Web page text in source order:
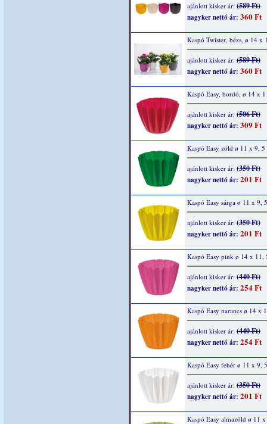
ajánlott kisker ár: (589 Ft)
nagyker nettó ár: 360 Ft
Kaspó Twister, bézs, ø 14 x
ajánlott kisker ár: (589 Ft)
nagyker nettó ár: 360 Ft
Kaspó Easy, bordó, ø 14 x
ajánlott kisker ár: (506 Ft)
nagyker nettó ár: 309 Ft
Kaspó Easy zöld ø 11 x 9, 5
ajánlott kisker ár: (350 Ft)
nagyker nettó ár: 201 Ft
Kaspó Easy sárga ø 11 x 9,
ajánlott kisker ár: (350 Ft)
nagyker nettó ár: 201 Ft
Kaspó Easy pink ø 14 x 11,
ajánlott kisker ár: (440 Ft)
nagyker nettó ár: 254 Ft
Kaspó Easy narancs ø 14 x
ajánlott kisker ár: (440 Ft)
nagyker nettó ár: 254 Ft
Kaspó Easy fehér ø 11 x 9,
ajánlott kisker ár: (350 Ft)
nagyker nettó ár: 201 Ft
Kaspó Easy almazöld ø 11